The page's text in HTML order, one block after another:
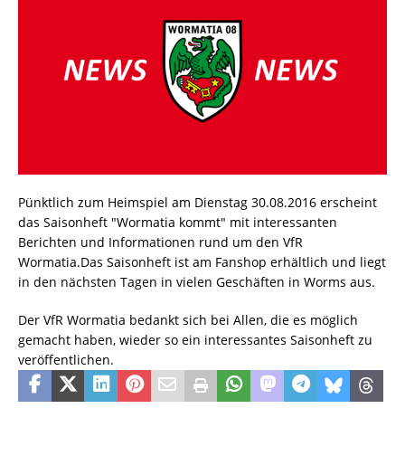
Pünktlich zum Heimspiel am Dienstag 30.08.2016 erscheint
das Saisonheft "Wormatia kommt" mit interessanten
Berichten und Informationen rund um den VfR
Wormatia.Das Saisonheft ist am Fanshop erhältlich und liegt
in den nächsten Tagen in vielen Geschäften in Worms aus.
Der VfR Wormatia bedankt sich bei Allen, die es möglich
gemacht haben, wieder so ein interessantes Saisonheft zu
veröffentlichen.